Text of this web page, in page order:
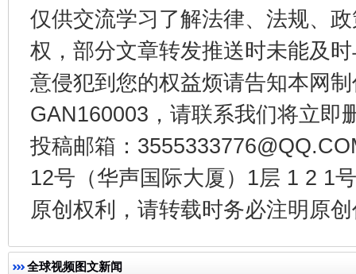
仅供交流学习了解法律、法规、
权，部分文章转发推送时未能及
意侵犯到您的权益烦请告知本网
GAN160003，请联系我们将立即
投稿邮箱：
12号（华声国际大厦）1层 1 2 1
原创权利，请转载时务必注明原
全球视频图文新闻
千年窑火 生生不息 一